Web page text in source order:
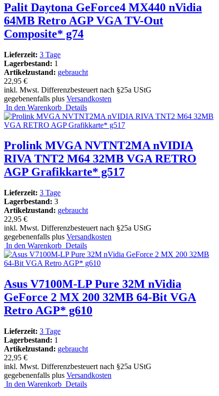
Palit Daytona GeForce4 MX440 nVidia
64MB Retro AGP VGA TV-Out
Composite* g74
Lieferzeit: 3 Tage
Lagerbestand: 1
Artikelzustand: gebraucht
22,95 €
inkl. Mwst. Differenzbesteuert nach §25a UStG
gegebenenfalls plus Versandkosten
In den Warenkorb Details
Prolink MVGA NVTNT2MA nVIDIA
RIVA TNT2 M64 32MB VGA RETRO
AGP Grafikkarte* g517
Lieferzeit: 3 Tage
Lagerbestand: 3
Artikelzustand: gebraucht
22,95 €
inkl. Mwst. Differenzbesteuert nach §25a UStG
gegebenenfalls plus Versandkosten
In den Warenkorb Details
Asus V7100M-LP Pure 32M nVidia
GeForce 2 MX 200 32MB 64-Bit VGA
Retro AGP* g610
Lieferzeit: 3 Tage
Lagerbestand: 1
Artikelzustand: gebraucht
22,95 €
inkl. Mwst. Differenzbesteuert nach §25a UStG
gegebenenfalls plus Versandkosten
In den Warenkorb Details